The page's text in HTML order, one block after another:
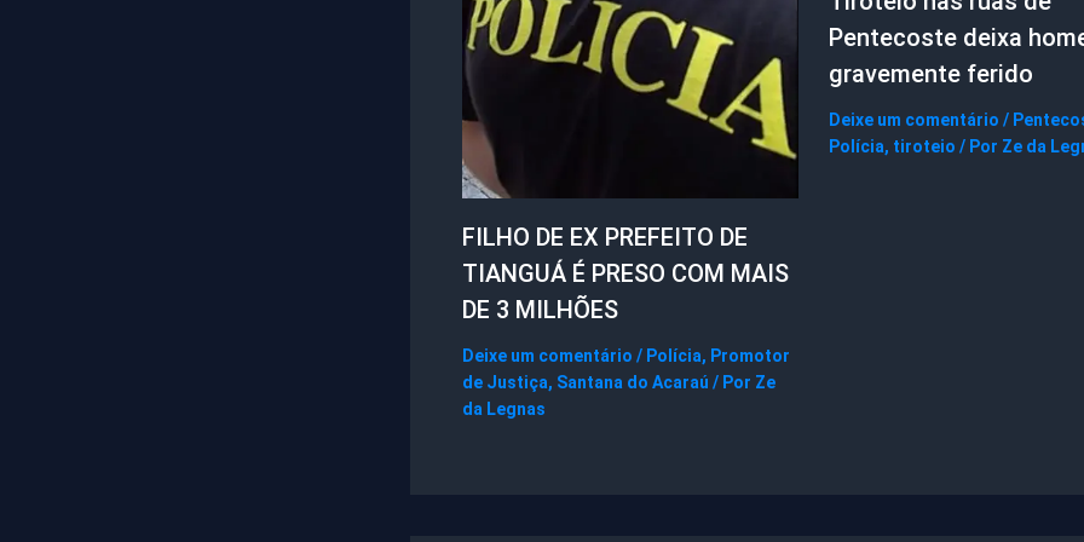
FILHO DE EX PREFEITO DE
TIANGUÁ É PRESO COM MAIS
DE 3 MILHÕES
Deixe um comentário / Polícia, Promotor
de Justiça, Santana do Acaraú / Por Ze
da Legnas
Pentecoste deixa
gravemente ferido
Deixe um comentário /
Polícia, tiroteio / Por Ze da